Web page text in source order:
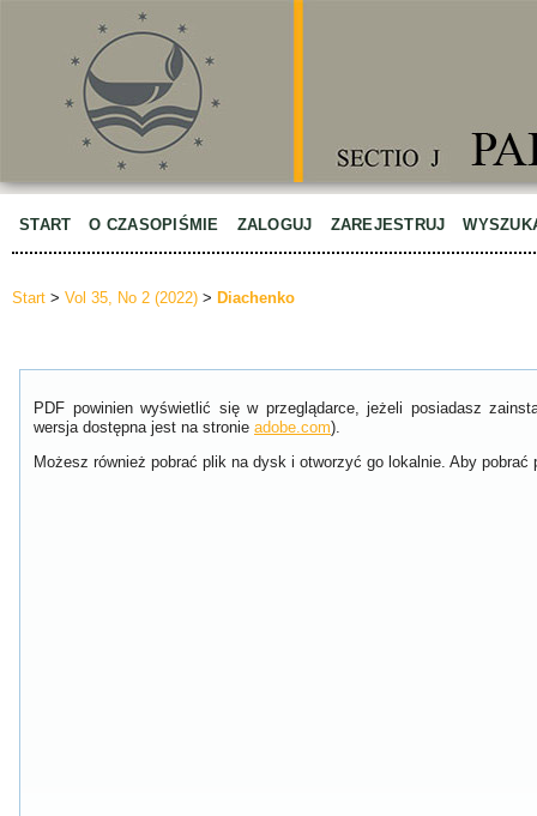
START O CZASOPIŚMIE ZALOGUJ ZAREJESTRUJ
Start > Vol 35, No 2 (2022) > Diachenko
PDF powinien wyświetlić się w przeglądarce, jeżeli posiadasz
wersja dostępna jest na stronie adobe.com).
Możesz również pobrać plik na dysk i otworzyć go lokalnie. Aby